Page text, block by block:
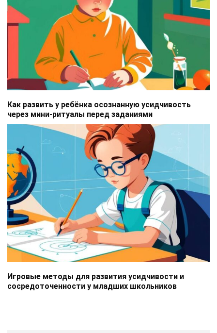
Как развить у ребёнка осознанную усидчивость
через мини-ритуалы перед заданиями
Игровые методы для развития усидчивости и
сосредоточенности у младших школьников